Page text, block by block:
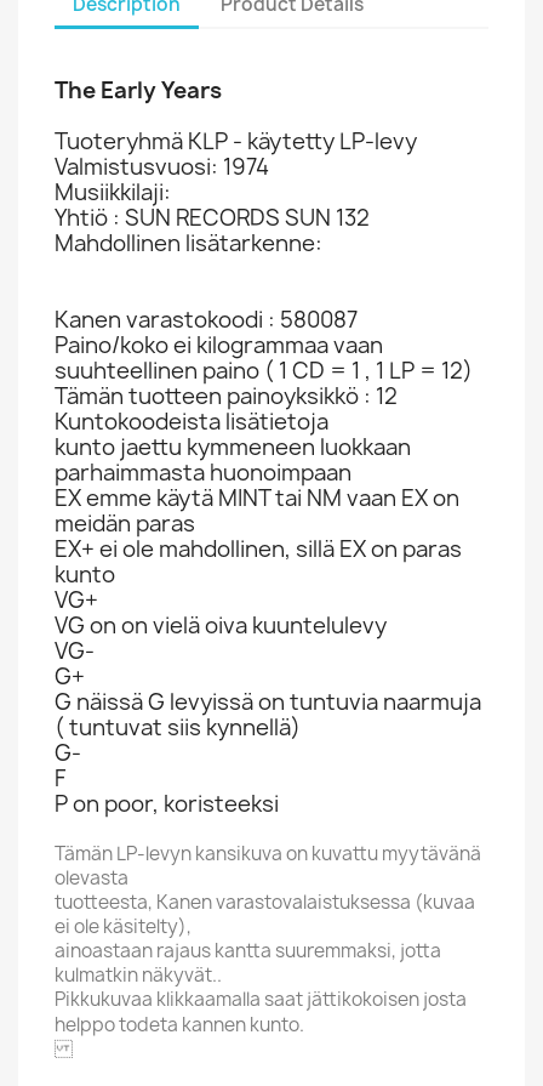
The Early Years
Tuoteryhmä KLP - käytetty LP-levy
Valmistusvuosi: 1974
Musiikkilaji:
Yhtiö : SUN RECORDS SUN 132
Mahdollinen lisätarkenne:
Kanen varastokoodi : 580087
Paino/koko ei kilogrammaa vaan
suuhteellinen paino ( 1 CD = 1 , 1 LP = 12)
Tämän tuotteen painoyksikkö : 12
Kuntokoodeista lisätietoja
kunto jaettu kymmeneen luokkaan
parhaimmasta huonoimpaan
EX emme käytä MINT tai NM vaan EX on
meidän paras
EX+ ei ole mahdollinen, sillä EX on paras
kunto
VG+
VG on on vielä oiva kuuntelulevy
VG-
G+
G näissä G levyissä on tuntuvia naarmuja
( tuntuvat siis kynnellä)
G-
F
P on poor, koristeeksi
Tämän LP-levyn kansikuva on kuvattu myytävänä
olevasta
tuotteesta, Kanen varastovalaistuksessa (kuvaa
ei ole käsitelty),
ainoastaan rajaus kantta suuremmaksi, jotta
kulmatkin näkyvät..
Pikkukuvaa klikkaamalla saat jättikokoisen josta
helppo todeta kannen kunto.